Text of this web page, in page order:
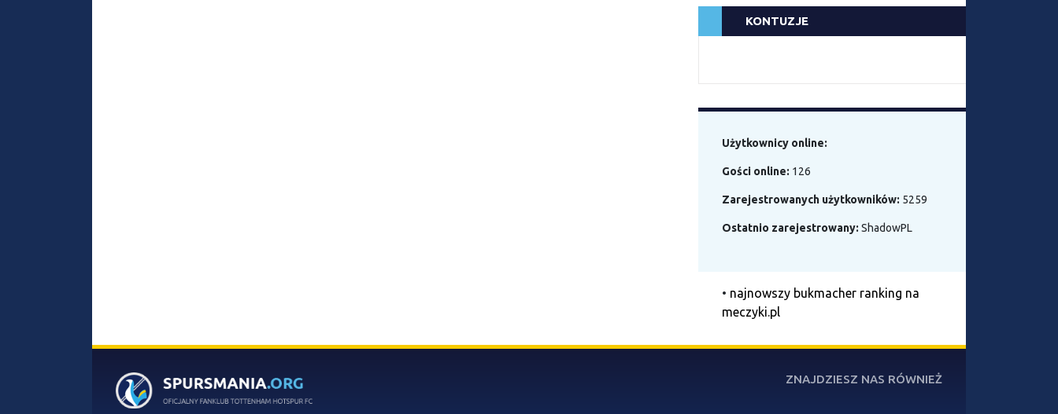
KONTUZJE
Użytkownicy online:
Gości online: 126
Zarejestrowanych użytkowników: 5259
Ostatnio zarejestrowany: ShadowPL
• najnowszy bukmacher ranking na
meczyki.pl
ZNAJDZIESZ NAS RÓWNIEŻ